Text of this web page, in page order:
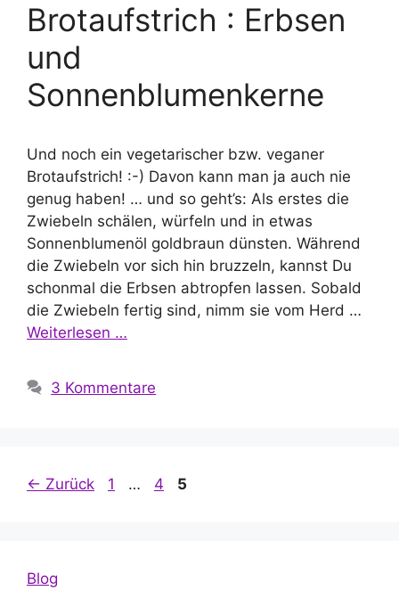
Brotaufstrich : Erbsen
und
Sonnenblumenkerne
Und noch ein vegetarischer bzw. veganer
Brotaufstrich! :-) Davon kann man ja auch nie
genug haben! … und so geht’s: Als erstes die
Zwiebeln schälen, würfeln und in etwas
Sonnenblumenöl goldbraun dünsten. Während
die Zwiebeln vor sich hin bruzzeln, kannst Du
schonmal die Erbsen abtropfen lassen. Sobald
die Zwiebeln fertig sind, nimm sie vom Herd …
Weiterlesen …
3 Kommentare
← Zurück Seite
1 … Seite
4 Seite
5
Blog